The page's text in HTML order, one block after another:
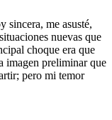
sincera, me asusté,
nuevas que
choque era que
imagen preliminar que
pero mi temor